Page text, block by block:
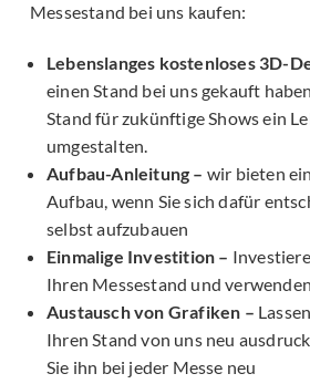
Messestand bei uns kaufen:
Lebenslanges kostenloses 3D-
einen Stand bei uns gekauft
Stand für zukünftige Shows ein
umgestalten.
Aufbau-Anleitung – wir bieten
Aufbau, wenn Sie sich dafür
selbst aufzubauen
Einmalige Investition –
Ihren Messestand und
Austausch von Grafiken –
Ihren Stand von uns neu
Sie ihn bei jeder Messe neu